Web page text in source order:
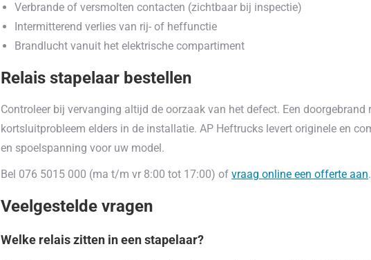
Verbrande of versmolten contacten (zichtbaar bij inspectie)
Intermitterend verlies van rij- of heffunctie
Brandlucht vanuit het elektrische compartiment
Relais stapelaar bestellen
Controleer bij vervanging altijd de oorzaak van het defect. Een doorgebrand
kortsluitprobleem elders in de installatie. AP Heftrucks levert originele en
en spoelspanning voor uw model.
Bel 076 5015 000 (ma t/m vr 8:00 tot 17:00) of vraag online een offerte aan.
Veelgestelde vragen
Welke relais zitten in een stapelaar?